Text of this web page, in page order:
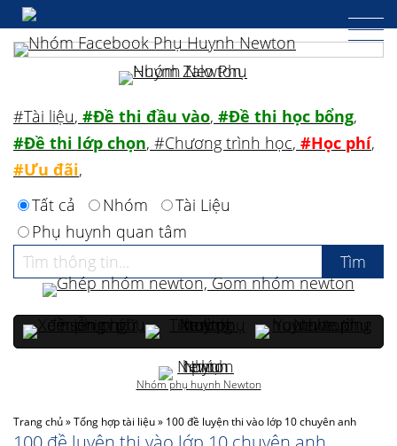
Trang chủ»Tổng hợp tài liệu» 100 đề luyện thi vào lớp 10 chuyên anh
#Tài liệu, #Đề thi đầu vào, #Đề thi học bổng,
#Đề thi lớp chọn, #Chương trình học, #Học phí,
#Ưu đãi,
Tất cả
Nhóm
Tài Liệu
Phụ huynh quan tâm
Nhóm phụ huynh Newton